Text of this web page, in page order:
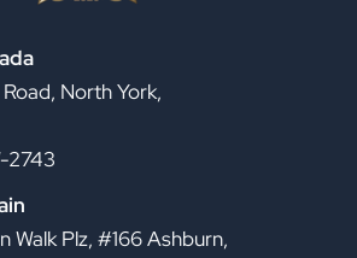
North York,
2743
Plz, #166 Ashburn,